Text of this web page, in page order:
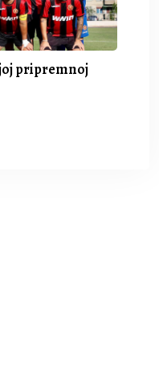
pripremnoj